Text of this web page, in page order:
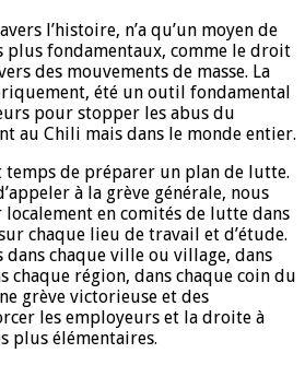
l’histoire, n’a qu’un moyen de
plus fondamentaux, comme le droit
des mouvements de masse. La
été un outil fondamental
pour stopper les abus du
au Chili mais dans le monde entier.
temps de préparer un plan de lutte.
à la grève générale, nous
localement en comités de lutte dans
chaque lieu de travail et d’étude.
chaque ville ou village, dans
chaque région, dans chaque coin du
grève victorieuse et des
les employeurs et la droite à
plus élémentaires.